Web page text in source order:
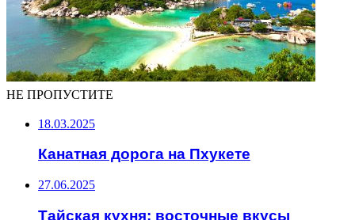
НЕ ПРОПУСТИТЕ
18.03.2025
Канатная дорога на Пхукете
27.06.2025
Тайская кухня: восточные вкусы